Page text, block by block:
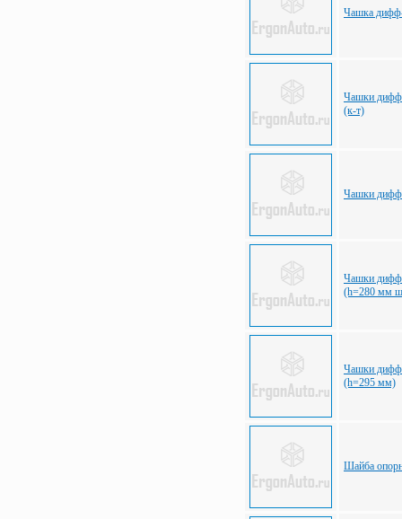
Чашка
Чашки
(к-т)
Чашки
Чашки
(h=280 мм
Чашки
(h=295 мм)
Шайба